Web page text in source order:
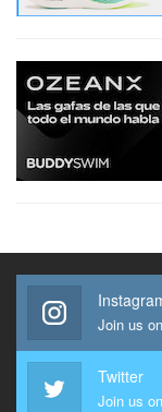
Join us
Twitter
Join us